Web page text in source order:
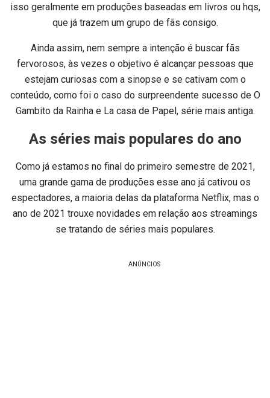
isso geralmente em produções baseadas em livros ou hqs,
que já trazem um grupo de fãs consigo.
Ainda assim, nem sempre a intenção é buscar fãs
fervorosos, às vezes o objetivo é alcançar pessoas que
estejam curiosas com a sinopse e se cativam com o
conteúdo, como foi o caso do surpreendente sucesso de O
Gambito da Rainha e La casa de Papel, série mais antiga.
As séries mais populares do ano
Como já estamos no final do primeiro semestre de 2021,
uma grande gama de produções esse ano já cativou os
espectadores, a maioria delas da plataforma Netflix, mas o
ano de 2021 trouxe novidades em relação aos streamings
se tratando de séries mais populares.
ANÚNCIOS